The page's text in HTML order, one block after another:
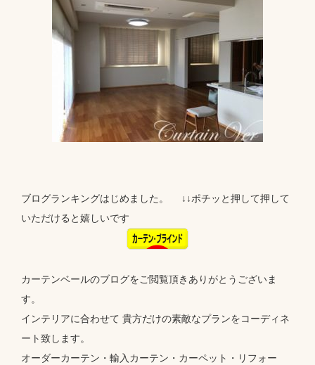
ブログランキングはじめました。 ↓↓ポチッと押して押して
いただけると嬉しいです
カーテンベールのブログをご閲覧頂きありがとうございま
す。
インテリアに合わせて 貴方だけの素敵なプランをコーディネ
ート致します。
オーダーカーテン・輸入カーテン・カーペット・リフォー